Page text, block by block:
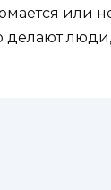
или
делают